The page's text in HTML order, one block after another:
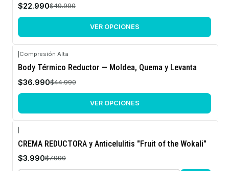
$22.990$49.990
VER OPCIONES
-18%
OFF
Compresión Alta
Body Térmico Reductor — Moldea, Quema y Levanta
$36.990$44.990
VER OPCIONES
-50%
OFF
CREMA REDUCTORA y Anticelulitis "Fruit of the Wokali"
$3.990$7.990